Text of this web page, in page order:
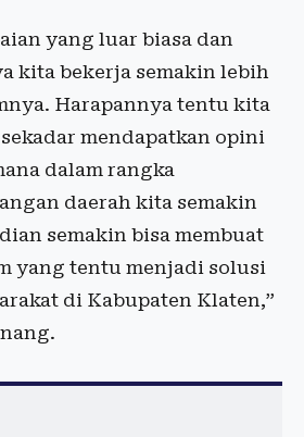
yang luar biasa dan
kita bekerja semakin lebih
Harapannya tentu kita
mendapatkan opini
dalam rangka
daerah kita semakin
semakin bisa membuat
yang tentu menjadi solusi
di Kabupaten Klaten,”